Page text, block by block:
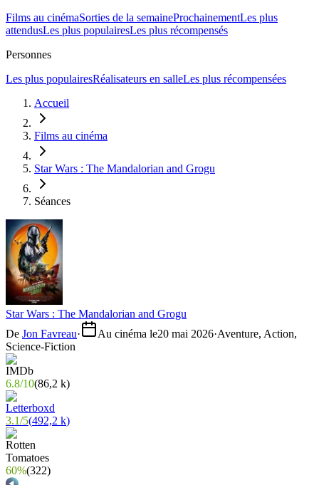
Films au cinémaSorties de la semaineProchainementLes plus
attendusLes plus populairesLes plus récompensés
Personnes
Les plus populairesRéalisateurs en salleLes plus récompensées
Accueil
Films au cinéma
Star Wars : The Mandalorian and Grogu
Séances
Star Wars : The Mandalorian and Grogu
De Jon Favreau· Au cinéma le20 mai 2026·Aventure, Action,
Science-Fiction
6.8/10(86,2 k)
3.1/5(492,2 k)
60%(322)